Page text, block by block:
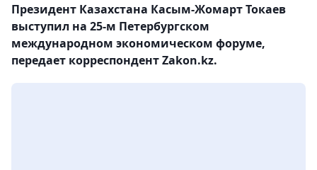
Президент Казахстана Касым-Жомарт Токаев
выступил на 25-м Петербургском
международном экономическом форуме,
передает корреспондент Zakon.kz.